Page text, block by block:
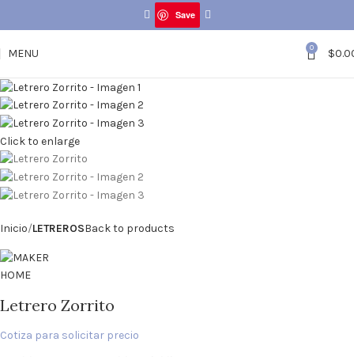
Save
MENU 0 $
Click to enlarge
Inicio LETREROSBack to products
Letrero Zorrito
Cotiza para solicitar precio